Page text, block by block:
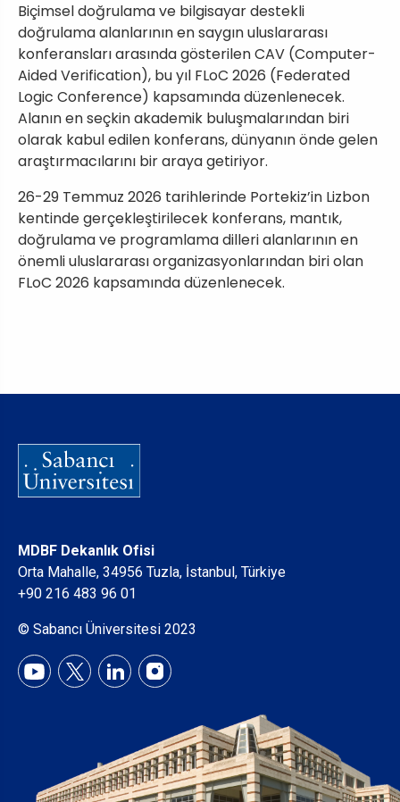
Biçimsel doğrulama ve bilgisayar destekli
doğrulama alanlarının en saygın uluslararası
konferansları arasında gösterilen CAV (Computer-
Aided Verification), bu yıl FLoC 2026 (Federated
Logic Conference) kapsamında düzenlenecek.
Alanın en seçkin akademik buluşmalarından biri
olarak kabul edilen konferans, dünyanın önde gelen
araştırmacılarını bir araya getiriyor.
26-29 Temmuz 2026 tarihlerinde Portekiz’in Lizbon
kentinde gerçekleştirilecek konferans, mantık,
doğrulama ve programlama dilleri alanlarının en
önemli uluslararası organizasyonlarından biri olan
FLoC 2026 kapsamında düzenlenecek.
MDBF Dekanlık Ofisi
Orta Mahalle, 34956 Tuzla, İstanbul, Türkiye
+90 216 483 96 01
© Sabancı Üniversitesi 2023